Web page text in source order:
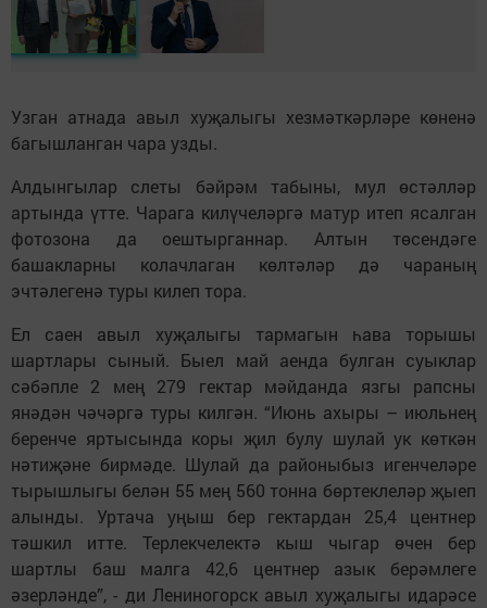
Узган атнада авыл хуҗалыгы хезмәткәрләре көненә
багышланган чара узды.
Алдынгылар слеты бәйрәм табыны, мул өстәлләр
артында үтте. Чарага килүчеләргә матур итеп ясалган
фотозона да оештырганнар. Алтын төсендәге
башакларны колачлаган көлтәләр дә чараның
эчтәлегенә туры килеп тора.
Ел саен авыл хуҗалыгы тармагын һава торышы
шартлары сыный. Быел май аенда булган суыклар
сәбәпле 2 мең 279 гектар мәйданда язгы рапсны
янәдән чәчәргә туры килгән. “Июнь ахыры – июльнең
беренче яртысында коры җил булу шулай ук көткән
нәтиҗәне бирмәде. Шулай да районыбыз игенчеләре
тырышлыгы белән 55 мең 560 тонна бөртеклеләр җыеп
алынды. Уртача уңыш бер гектардан 25,4 центнер
тәшкил итте. Терлекчелектә кыш чыгар өчен бер
шартлы баш малга 42,6 центнер азык берәмлеге
әзерләнде”, - ди Лениногорск авыл хуҗалыгы идарәсе